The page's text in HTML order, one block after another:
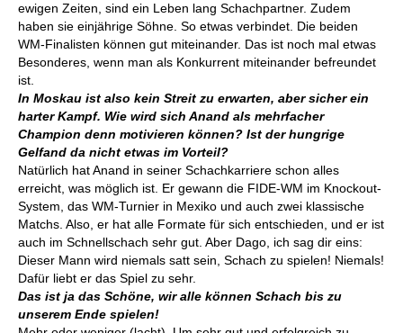
ewigen Zeiten, sind ein Leben lang Schachpartner. Zudem
haben sie einjährige Söhne. So etwas verbindet. Die beiden
WM-Finalisten können gut miteinander. Das ist noch mal etwas
Besonderes, wenn man als Konkurrent miteinander befreundet
ist.
In Moskau ist also kein Streit zu erwarten, aber sicher ein
harter Kampf. Wie wird sich Anand als mehrfacher
Champion denn motivieren können? Ist der hungrige
Gelfand da nicht etwas im Vorteil?
Natürlich hat Anand in seiner Schachkarriere schon alles
erreicht, was möglich ist. Er gewann die FIDE-WM im Knockout-
System, das WM-Turnier in Mexiko und auch zwei klassische
Matchs. Also, er hat alle Formate für sich entschieden, und er ist
auch im Schnellschach sehr gut. Aber Dago, ich sag dir eins:
Dieser Mann wird niemals satt sein, Schach zu spielen! Niemals!
Dafür liebt er das Spiel zu sehr.
Das ist ja das Schöne, wir alle können Schach bis zu
unserem Ende spielen!